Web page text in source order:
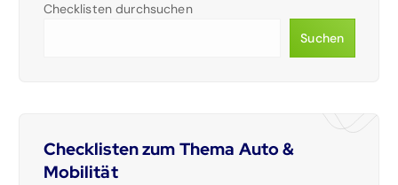
Checklisten durchsuchen
Suchen
Checklisten zum Thema Auto &
Mobilität